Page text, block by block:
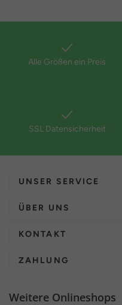
Alle Größen ein Preis
SSL Datensicherheit
UNSER SERVICE
ÜBER UNS
KONTAKT
ZAHLUNG
Weitere Onlineshops